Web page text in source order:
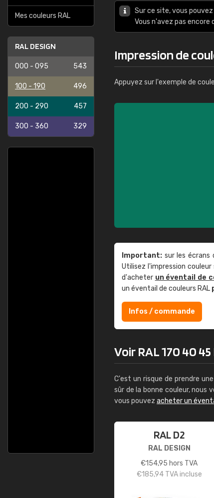
Mes couleurs RAL
RAL DESIGN
000 - 095 543
100 - 190 496
200 - 290 457
300 - 360 329
Sur ce site, vous
Vous n'avez pas encore
Impression de
Appuyez sur l'exemple de
Important: sur les écrans
Utilisez l'impression
d'acheter un éventail de
un éventail de couleurs RAL
Infos / commande
Voir RAL 170 40
C'est un risque de prendre
sûr de la bonne couleur, nous
vous pouvez acheter un
RAL D2
RAL DESIGN
€154,95 hors TVA
€185,94TVA incluse